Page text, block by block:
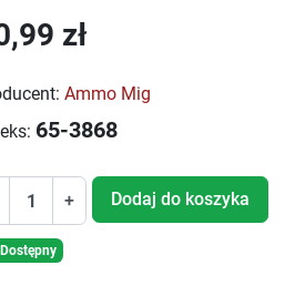
zł
Ammo Mig
65-3868
+ Dodaj do koszyka
Dostępny